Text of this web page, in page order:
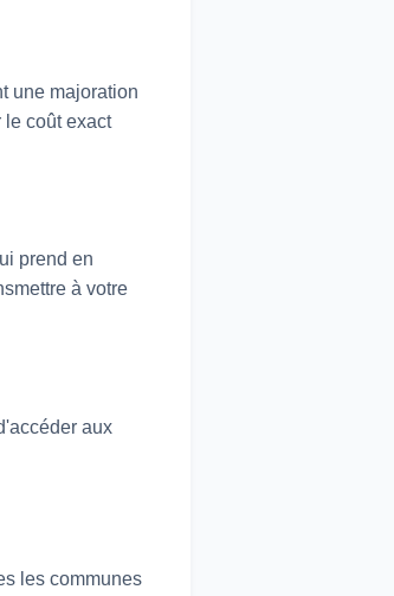
une majoration
le coût exact
prend en
à votre
aux
les communes